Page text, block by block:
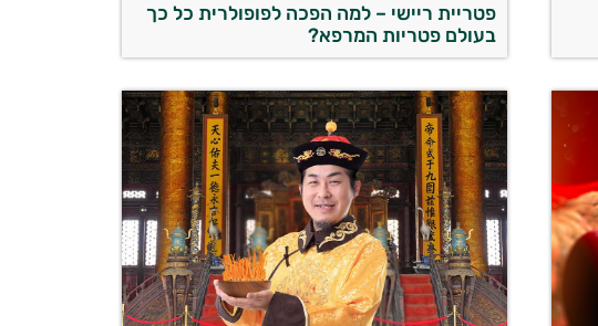
פטריית ריישי – למה הפכה לפופולרית כל כך
בעולם פטריות המרפא?